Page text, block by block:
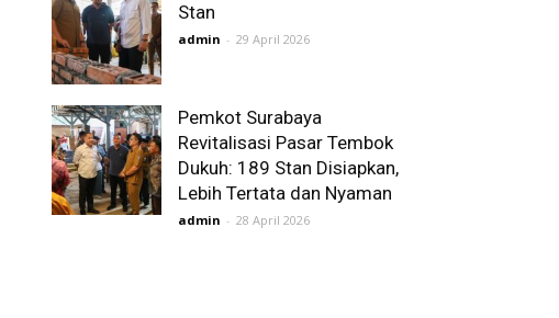
Stan
admin - 29 April 2026
Pemkot Surabaya
Revitalisasi Pasar Tembok
Dukuh: 189 Stan Disiapkan,
Lebih Tertata dan Nyaman
admin - 28 April 2026